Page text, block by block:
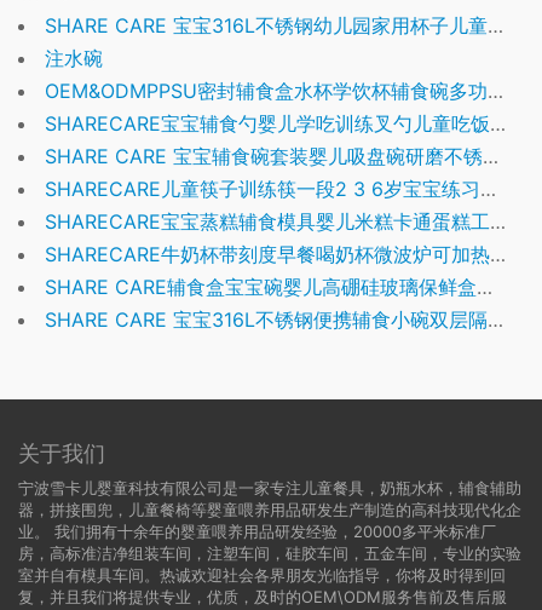
SHARE CARE 宝宝316L不锈钢幼儿园家用杯子儿童防摔牛奶杯双层隔热
注水碗
OEM&ODMPPSU密封辅食盒水杯学饮杯辅食碗多功能便携外带宝宝餐具
SHARECARE宝宝辅食勺婴儿学吃训练叉勺儿童吃饭勺子自主进食餐具套装
SHARE CARE 宝宝辅食碗套装婴儿吸盘碗研磨不锈钢儿童餐具注水保温碗
SHARECARE儿童筷子训练筷一段2 3 6岁宝宝练习筷二段便携式小孩学习筷
SHARECARE宝宝蒸糕辅食模具婴儿米糕卡通蛋糕工具可蒸煮硅胶耐高温模具
SHARECARE牛奶杯带刻度早餐喝奶杯微波炉可加热玻璃儿童冲泡奶粉吸管杯
SHARE CARE辅食盒宝宝碗婴儿高硼硅玻璃保鲜盒可蒸煮辅食碗辅食储存盒
SHARE CARE 宝宝316L不锈钢便携辅食小碗双层隔热防烫防摔婴儿餐具
关于我们
宁波雪卡儿婴童科技有限公司是一家专注儿童餐具，奶瓶水杯，辅食辅助
器，拼接围兜，儿童餐椅等婴童喂养用品研发生产制造的高科技现代化企
业。 我们拥有十余年的婴童喂养用品研发经验，20000多平米标准厂
房，高标准洁净组装车间，注塑车间，硅胶车间，五金车间，专业的实验
室并自有模具车间。热诚欢迎社会各界朋友光临指导，你将及时得到回
复，并且我们将提供专业，优质，及时的OEM\ODM服务售前及售后服